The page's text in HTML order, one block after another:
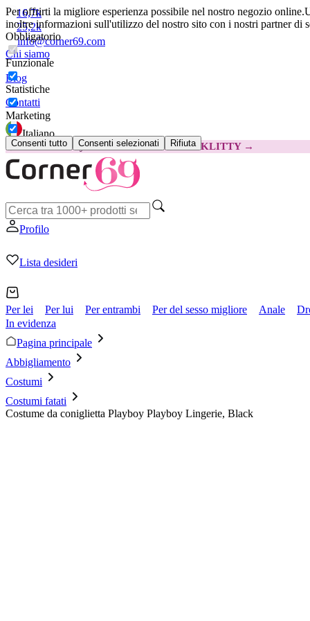
Per offrirti la migliore esperienza possibile nel nostro negozio online.
inoltre informazioni sull'utilizzo del nostro sito con i nostri partner di
Obbligatorio
Funzionale
Statistiche
Marketing
Consenti tutto Consenti selezionati Rifiuta
16,7k
25,2k
info@corner69.com
Chi siamo
Blog
Contatti
Italiano
😽Svakom Klitty: 15 € IN MENO Codice: KLITTY →
Profilo
Lista desideri
Per lei Per lui Per entrambi Per del sesso migliore Anale
In evidenza
Pagina principale
Abbigliamento
Costumi
Costumi fatati
Costume da coniglietta Playboy Playboy Lingerie, Black